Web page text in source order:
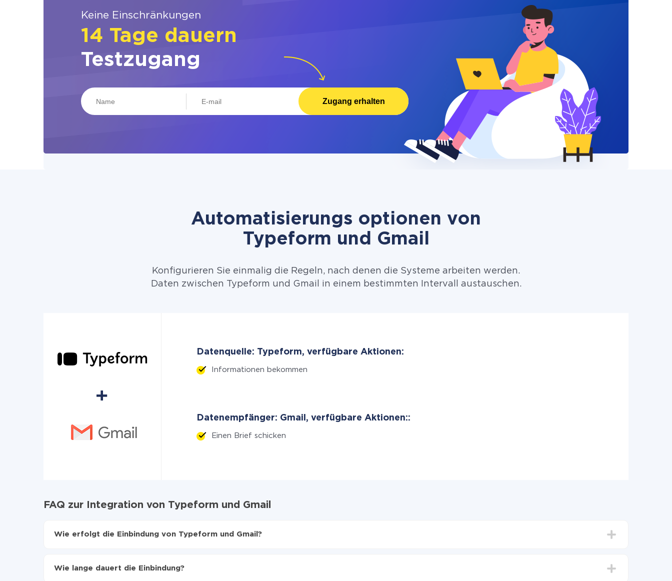
Keine Einschränkungen
14 Tage dauern
Testzugang
Zugang erhalten
Automatisierungs optionen von
Typeform und Gmail
Konfigurieren Sie einmalig die Regeln, nach denen die Systeme arbeiten werden.
Daten zwischen Typeform und Gmail in einem bestimmten Intervall austauschen.
Datenquelle: Typeform, verfügbare Aktionen:
Informationen bekommen
Datenempfänger: Gmail, verfügbare Aktionen::
Einen Brief schicken
FAQ zur Integration von Typeform und Gmail
Wie erfolgt die Einbindung von Typeform und Gmail?
Automatische Aktualisierung aktivieren
Wie lange dauert die Einbindung?